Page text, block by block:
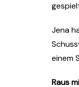
Jena
einem
Raus